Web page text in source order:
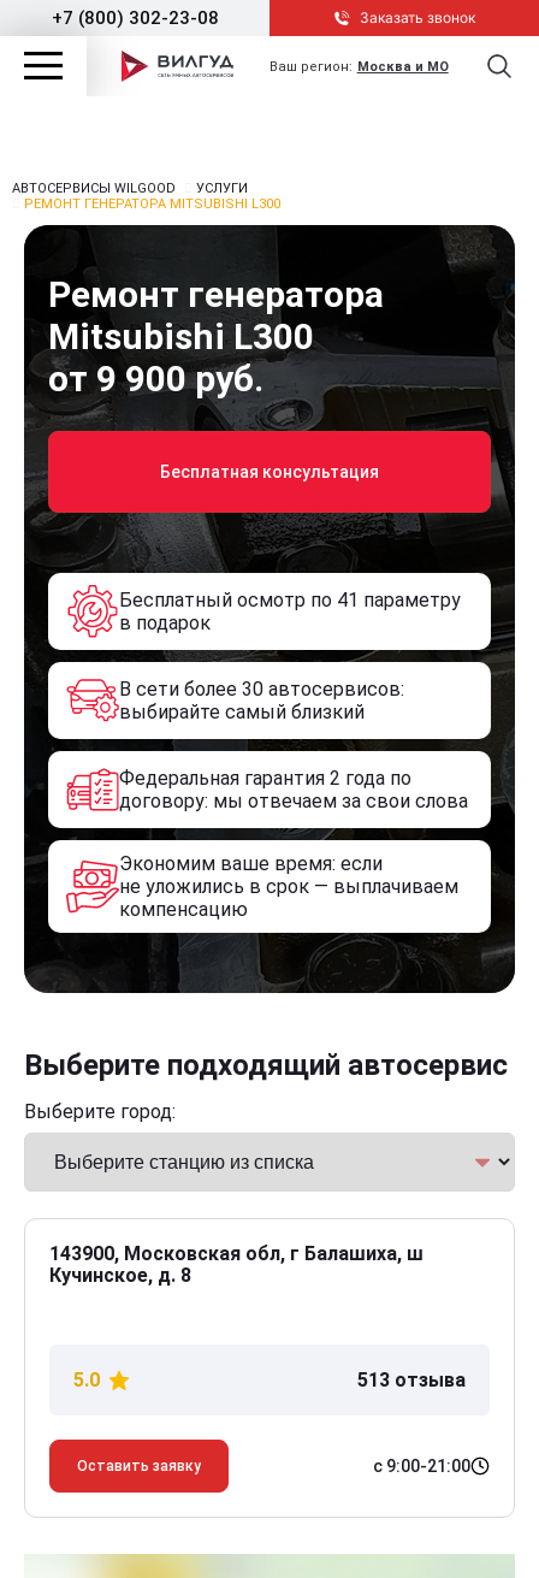
+7 (800) 302-23-08 Заказать звонок
Ваш регион: Москва и МО
АВТОСЕРВИСЫ WILGOOD
УСЛУГИ
РЕМОНТ ГЕНЕРАТОРА MITSUBISHI L300
Ремонт генератора
Mitsubishi L300
от 9 900 руб.
Бесплатная консультация
Бесплатный осмотр по 41 параметру
в подарок
В сети более 30 автосервисов:
выбирайте самый близкий
Федеральная гарантия 2 года по
договору: мы отвечаем за свои слова
Экономим ваше время: если
не уложились в срок — выплачиваем
компенсацию
Выберите подходящий автосервис
Выберите город:
143900, Московская обл, г Балашиха, ш
Кучинское, д. 8
5.0 513 отзыва
Оставить заявку с 9:00-21:00